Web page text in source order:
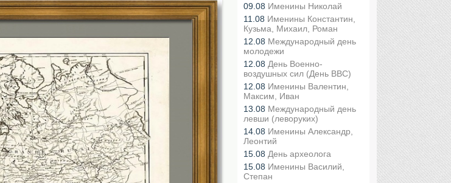
09.08 Именины Николай
11.08 Именины Константин,
Кузьма, Михаил, Роман
12.08 Международный день
молодежи
12.08 День Военно-
воздушных сил (День ВВС)
12.08 Именины Валентин,
Максим, Иван
13.08 Международный день
левши (леворуких)
14.08 Именины Александр,
Леонтий
15.08 День археолога
15.08 Именины Василий,
Степан